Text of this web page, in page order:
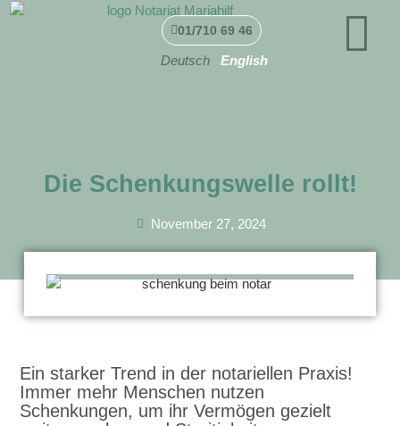
01/710 69 46
Deutsch English
Die Schenkungswelle rollt!
November 27, 2024
Ein starker Trend in der notariellen Praxis!
Immer mehr Menschen nutzen
Schenkungen, um ihr Vermögen gezielt